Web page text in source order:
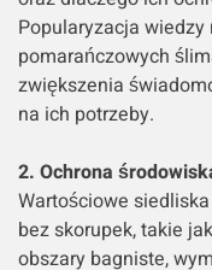
Popularyzacja
pomarańczowych
zwiększenia
na ich potrzeby.
2. Ochrona
Wartościowe
bez skorupek, takie
obszary bagniste,